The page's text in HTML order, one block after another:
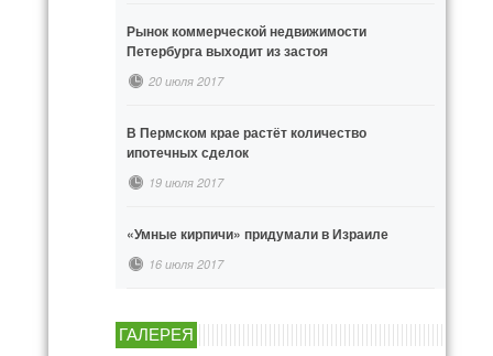
Рынок коммерческой недвижимости
Петербурга выходит из застоя
20 июля 2017
В Пермском крае растёт количество
ипотечных сделок
19 июля 2017
«Умные кирпичи» придумали в Израиле
16 июля 2017
ГАЛЕРЕЯ